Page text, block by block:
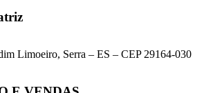
Limoeiro, Serra – ES – CEP 29164-030